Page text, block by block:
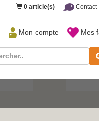
0 article(s) Contact
Mes
Mon compte